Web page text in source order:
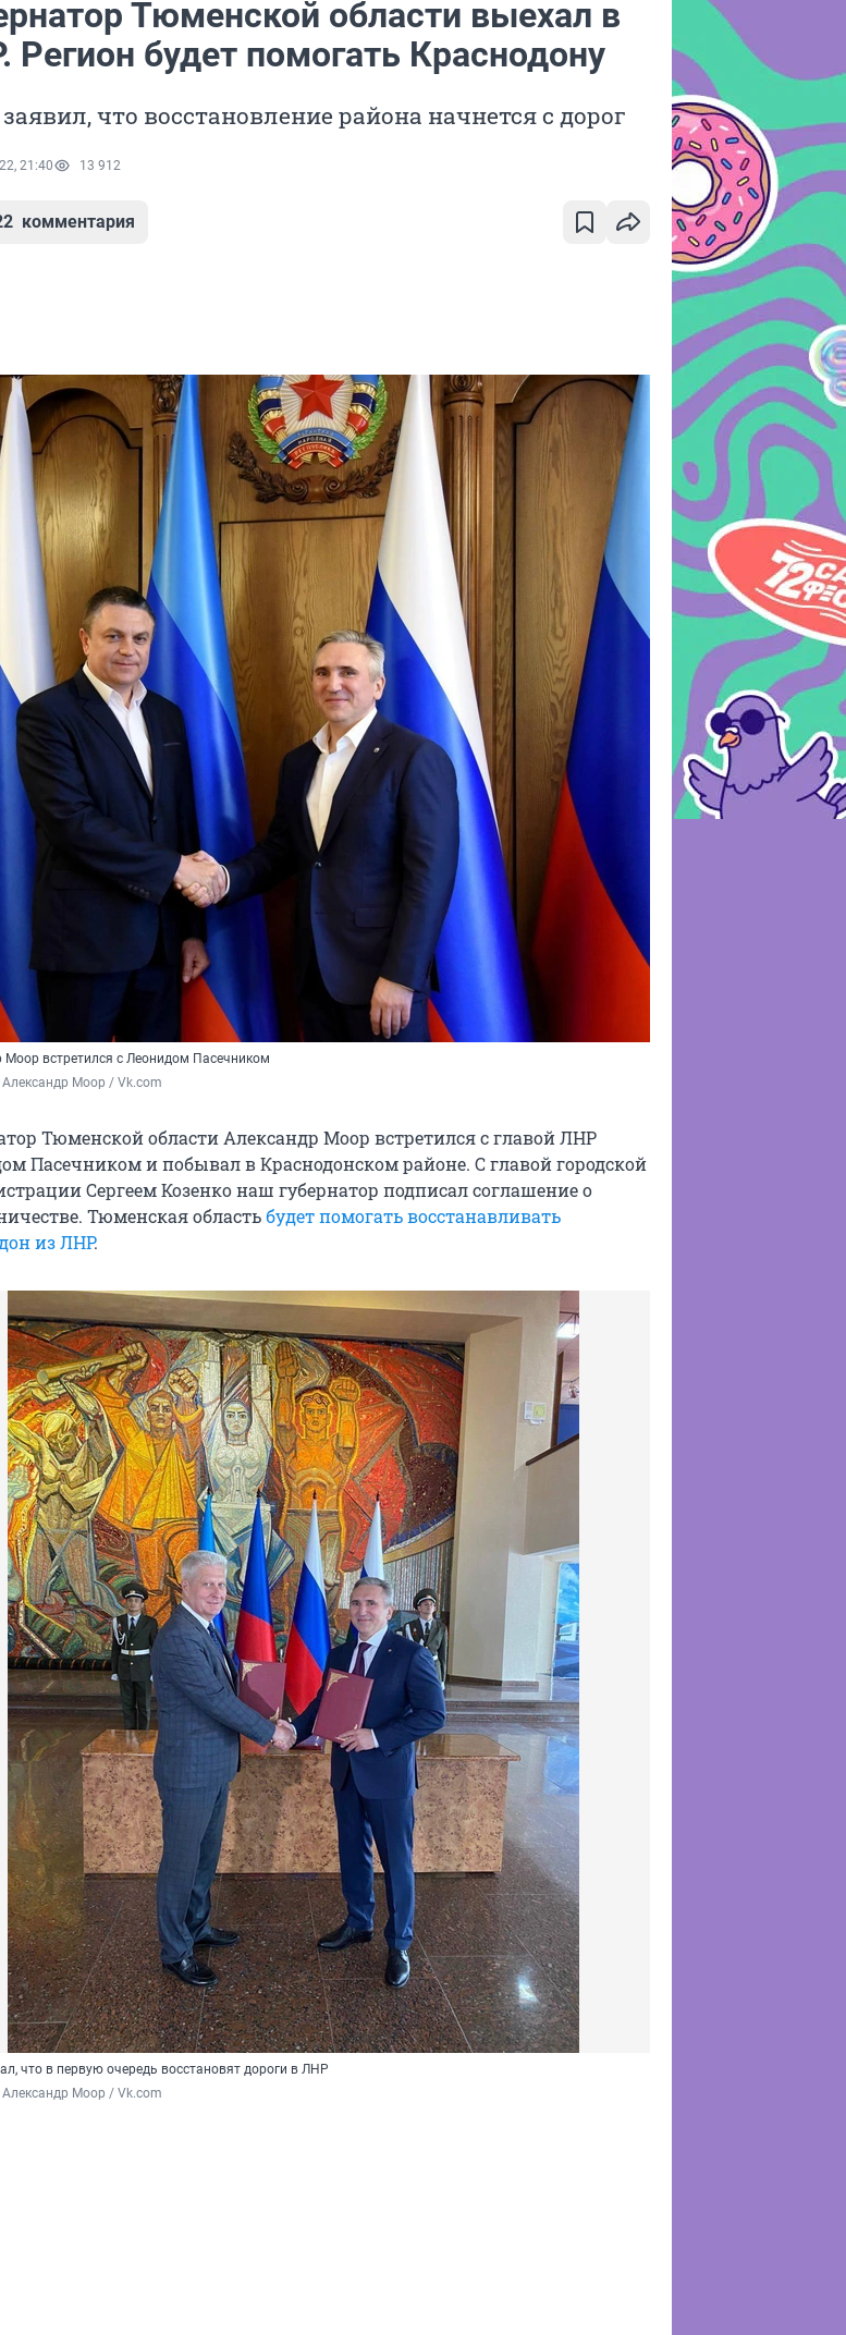
Тюменской области выехал в
Регион будет помогать Краснодону
что восстановление района начнется с дорог
21:40 13 912
комментария
Моор встретился с Леонидом Пасечником
Александр Моор / Vk.com
Тюменской области Александр Моор встретился с главой ЛНР
Пасечником и побывал в Краснодонском районе. С главой городской
Сергеем Козенко наш губернатор подписал соглашение о
Тюменская областьбудет помогать восстанавливать
из ЛНР.
что в первую очередь восстановят дороги в ЛНР
Александр Моор / Vk.com